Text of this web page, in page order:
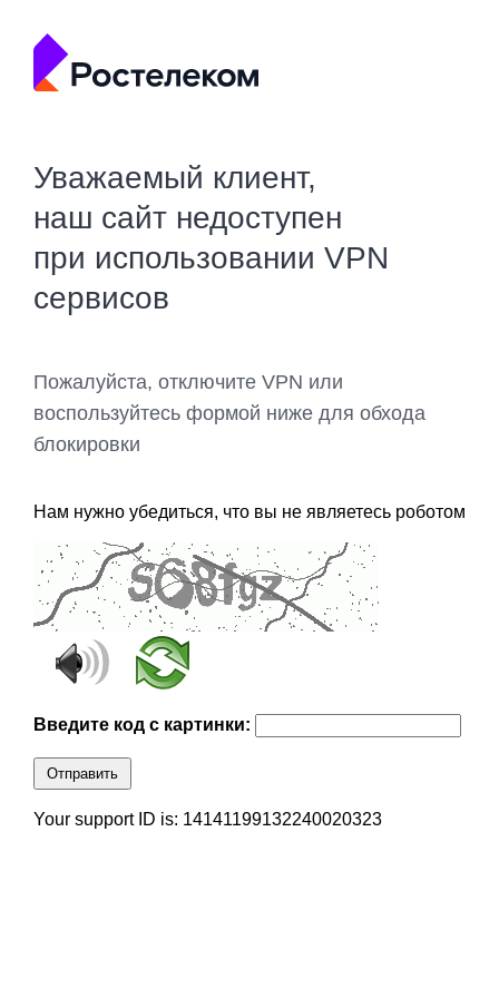
Уважаемый клиент,
наш сайт недоступен
при использовании VPN
сервисов
Пожалуйста, отключите VPN или
воспользуйтесь формой ниже для обхода
блокировки
Нам нужно убедиться, что вы не являетесь роботом
Введите код с картинки:
Отправить
Your support ID is: 14141199132240020323